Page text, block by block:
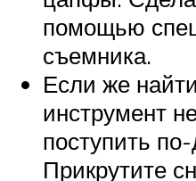
помощью
съемника.
Если же
инструмент
поступить
Прикрутите